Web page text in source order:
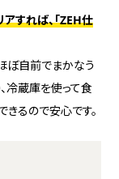
すれば、「ZEH仕
ぼ自前でまかなう
冷蔵庫を使って食
るので安心です。